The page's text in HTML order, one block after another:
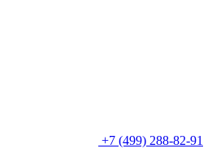
+7 (499) 288-82-91